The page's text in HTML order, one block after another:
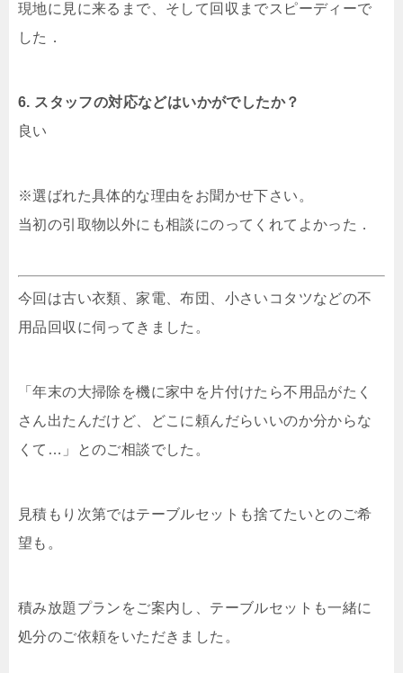
現地に見に来るまで、そして回収までスピーディーで
した．
6. スタッフの対応などはいかがでしたか？
良い
※選ばれた具体的な理由をお聞かせ下さい。
当初の引取物以外にも相談にのってくれてよかった．
今回は古い衣類、家電、布団、小さいコタツなどの不
用品回収に伺ってきました。
「年末の大掃除を機に家中を片付けたら不用品がたく
さん出たんだけど、どこに頼んだらいいのか分からな
くて…」とのご相談でした。
見積もり次第ではテーブルセットも捨てたいとのご希
望も。
積み放題プランをご案内し、テーブルセットも一緒に
処分のご依頼をいただきました。